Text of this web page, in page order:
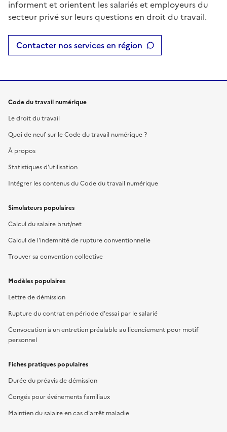
informent et orientent les salariés et employeurs du
secteur privé sur leurs questions en droit du travail.
Contacter nos services en région
Code du travail numérique
Le droit du travail
Quoi de neuf sur le Code du travail numérique ?
À propos
Statistiques d'utilisation
Intégrer les contenus du Code du travail numérique
Simulateurs populaires
Calcul du salaire brut/net
Calcul de l'indemnité de rupture conventionnelle
Trouver sa convention collective
Modèles populaires
Lettre de démission
Rupture du contrat en période d'essai par le salarié
Convocation à un entretien préalable au licenciement pour motif
personnel
Fiches pratiques populaires
Durée du préavis de démission
Congés pour événements familiaux
Maintien du salaire en cas d'arrêt maladie